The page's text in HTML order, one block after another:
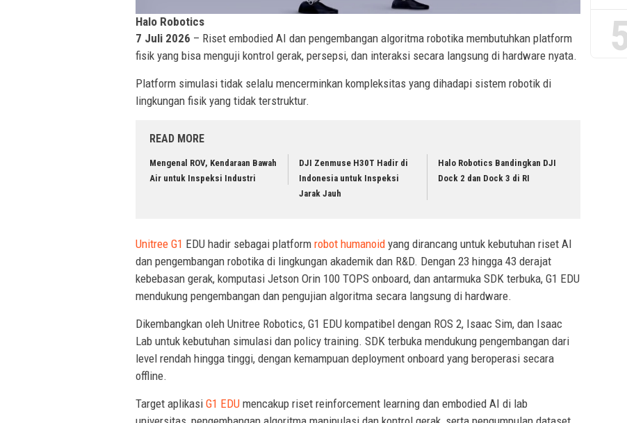
Halo Robotics
7 Juli 2026 – Riset embodied AI dan pengembangan algoritma robotika membutuhkan platform
fisik yang bisa menguji kontrol gerak, persepsi, dan interaksi secara langsung di hardware nyata.
Platform simulasi tidak selalu mencerminkan kompleksitas yang dihadapi sistem robotik di
lingkungan fisik yang tidak terstruktur.
READ MORE
Mengenal ROV, Kendaraan Bawah
Air untuk Inspeksi Industri
DJI Zenmuse H30T Hadir di
Indonesia untuk Inspeksi
Jarak Jauh
Halo Robotics Bandingkan DJI
Dock 2 dan Dock 3 di RI
Unitree G1 EDU hadir sebagai platform robot humanoid yang dirancang untuk kebutuhan riset AI
dan pengembangan robotika di lingkungan akademik dan R&D. Dengan 23 hingga 43 derajat
kebebasan gerak, komputasi Jetson Orin 100 TOPS onboard, dan antarmuka SDK terbuka, G1 EDU
mendukung pengembangan dan pengujian algoritma secara langsung di hardware.
Dikembangkan oleh Unitree Robotics, G1 EDU kompatibel dengan ROS 2, Isaac Sim, dan Isaac
Lab untuk kebutuhan simulasi dan policy training. SDK terbuka mendukung pengembangan dari
level rendah hingga tinggi, dengan kemampuan deployment onboard yang beroperasi secara
offline.
Target aplikasi G1 EDU mencakup riset reinforcement learning dan embodied AI di lab